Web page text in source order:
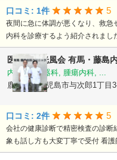
口コミ: 1件 5
夜間に急に体調が悪くなり、救
内科を診療するよう紹介されまし
医療法人光風会 有馬・藤島
内科, 消化器科, 腫瘍内科, ...
鹿児島県鹿児島市与次郎1丁目
口コミ: 2件 5
会社の健康診断で精密検査の診断
象も話し方も大変丁寧で受付 看